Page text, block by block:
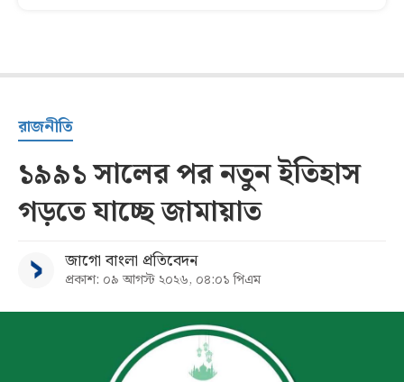
রাজনীতি
১৯৯১ সালের পর নতুন ইতিহাস
গড়তে যাচ্ছে জামায়াত
জাগো বাংলা প্রতিবেদন
প্রকাশ: ০৯ আগস্ট ২০২৬, ০৪:০১ পিএম